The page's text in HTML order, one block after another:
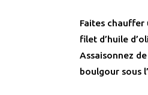
Faites chauffer
filet d’huile
Assaisonnez
boulgour sous